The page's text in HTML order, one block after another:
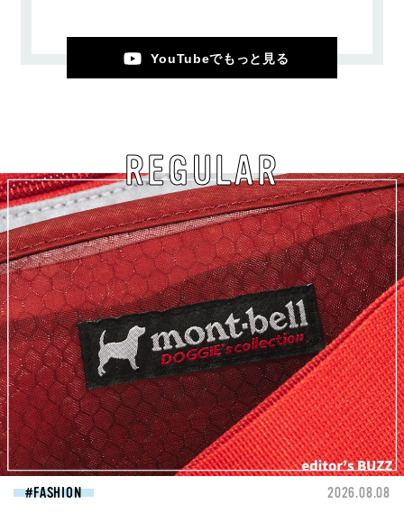
YouTubeでもっと見る
REGULAR
FASHION 2026.08.08